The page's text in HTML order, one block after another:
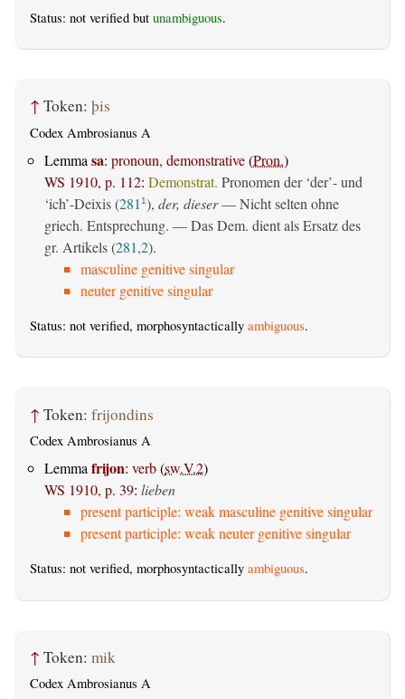
Status: not verified but unambiguous.
↑ Token: þis
Codex Ambrosianus A
Lemma sa: pronoun, demonstrative(Pron.)
WS 1910, p. 112: Demonstrat. Pronomen der ‘der’- und
‘ich’-Deixis (281 1), der, dieser— Nicht selten ohne
griech. Entsprechung. — Das Dem. dient als Ersatz des
gr. Artikels (281,2).
masculine genitive singular
neuter genitive singular
Status: not verified, morphosyntactically ambiguous.
↑ Token: frijondins
Codex Ambrosianus A
Lemmafrijon: verb(sw.V.2)
WS 1910, p. 39: lieben
present participle: weak masculine genitive singular
present participle: weak neuter genitive singular
Status: not verified, morphosyntactically ambiguous.
↑ Token: mik
Codex Ambrosianus A